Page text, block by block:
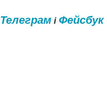
Телеграмі Фейсбук